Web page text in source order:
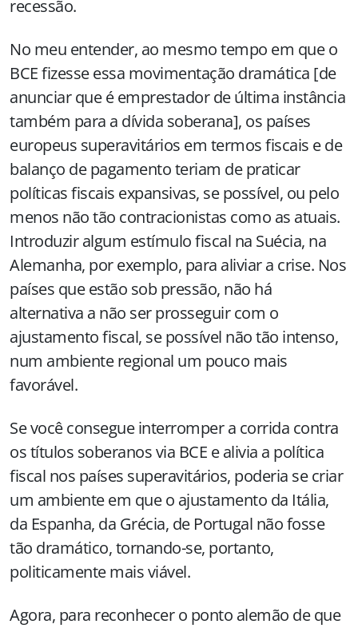
recessão.
No meu entender, ao mesmo tempo em que o
BCE fizesse essa movimentação dramática [de
anunciar que é emprestador de última instância
também para a dívida soberana], os países
europeus superavitários em termos fiscais e de
balanço de pagamento teriam de praticar
políticas fiscais expansivas, se possível, ou pelo
menos não tão contracionistas como as atuais.
Introduzir algum estímulo fiscal na Suécia, na
Alemanha, por exemplo, para aliviar a crise. Nos
países que estão sob pressão, não há
alternativa a não ser prosseguir com o
ajustamento fiscal, se possível não tão intenso,
num ambiente regional um pouco mais
favorável.
Se você consegue interromper a corrida contra
os títulos soberanos via BCE e alivia a política
fiscal nos países superavitários, poderia se criar
um ambiente em que o ajustamento da Itália,
da Espanha, da Grécia, de Portugal não fosse
tão dramático, tornando-se, portanto,
politicamente mais viável.
Agora, para reconhecer o ponto alemão de que